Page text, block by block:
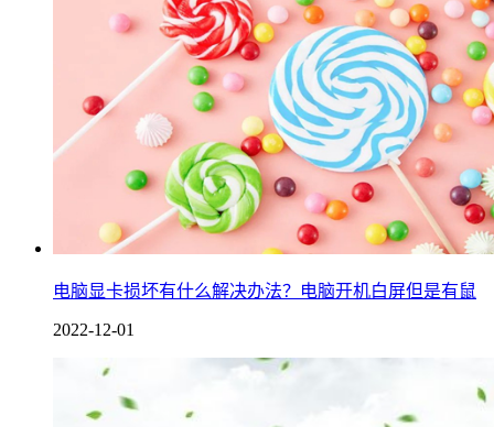
电脑显卡损坏有什么解决办法？电脑开机白屏但是有鼠
2022-12-01